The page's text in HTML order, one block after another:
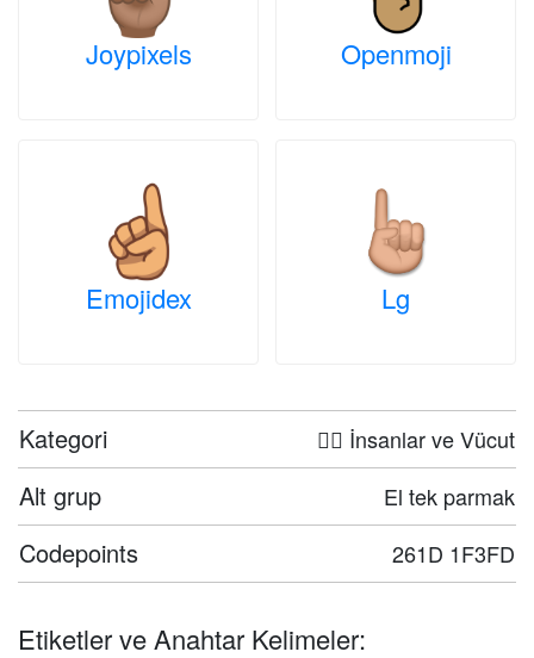
Joypixels Openmoji
Emojidex Lg
Kategori 🤦‍♀️ İnsanlar ve Vücut
Alt grup El tek parmak
Codepoints 261D 1F3FD
Etiketler ve Anahtar Kelimeler: